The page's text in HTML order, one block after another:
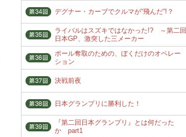
デグナー・カーブでクルマが“飛んだ”!？
ライバルはスズキではなかった!? ～第二回
日本GP、激突した三メーカー
ポール奪取のための、ぼくだけのオペレー
ション
決戦前夜
日本グランプリに勝利した！
『第二回日本グランプリ』とは何だった
か part1